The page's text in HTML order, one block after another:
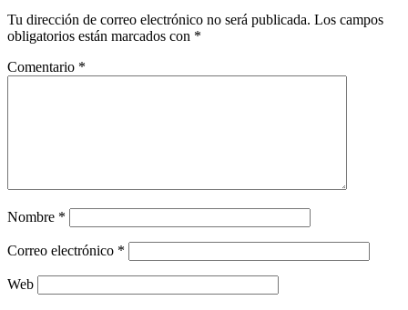
Tu dirección de correo electrónico no será publicada. Los campos
obligatorios están marcados con *
Comentario *
Nombre *
Correo electrónico *
Web